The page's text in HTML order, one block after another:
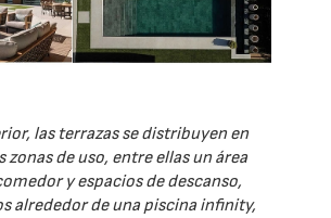
las terrazas se distribuyen en
zonas de uso, entre ellas un área
y espacios de descanso,
alrededor de una piscina infinity,